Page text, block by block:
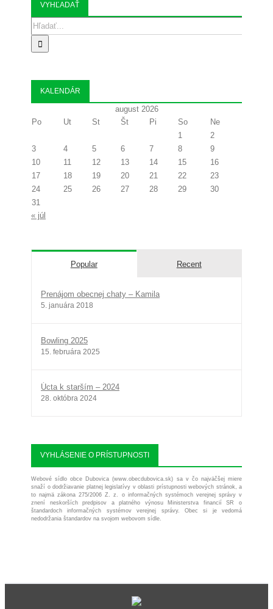
VYHĽADAŤ
Search
for:
KALENDÁR
august 2026
Po
Ut St Št Pi So
Ne
1
2
3
4 5 6 7 8
9
10
11 12 13 14 15
16
17
18 19 20 21 22
23
24
25 26 27 28 29
30
31
« júl
Popular Recent
Prenájom obecnej chaty – Kamila
5. januára 2018
Bowling 2025
15. februára 2025
Úcta k starším – 2024
28. októbra 2024
VYHLÁSENIE O PRÍSTUPNOSTI
Webové sídlo obce Dubovica (www.obecdubovica.sk) sa v čo najväčšej miere
snaží o dodržiavanie platnej legislatívy v oblasti prístupnosti webových stránok, a
to najmä zákona 275/2006 Z. z. o informačných systémoch verejnej správy v
znení neskorších predpisov a platného výnosu Ministerstva financií SR o
štandardoch informačných systémov verejnej správy. Obec si je vedomá
nedodržania štandardov na svojom webovom sídle.